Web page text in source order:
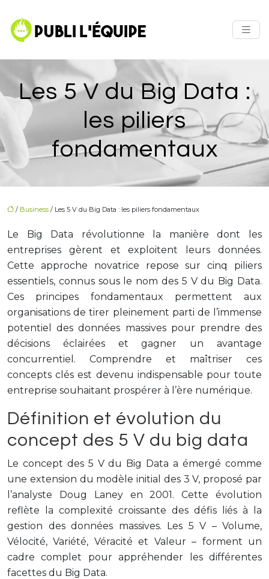
Les 5 V du Big Data :
les piliers
fondamentaux
/ Business / Les 5 V du Big Data : les piliers fondamentaux
Le Big Data révolutionne la manière dont les
entreprises gèrent et exploitent leurs données.
Cette approche novatrice repose sur cinq piliers
essentiels, connus sous le nom des 5 V du Big Data.
Ces principes fondamentaux permettent aux
organisations de tirer pleinement parti de l’immense
potentiel des données massives pour prendre des
décisions éclairées et gagner un avantage
concurrentiel. Comprendre et maîtriser ces
concepts clés est devenu indispensable pour toute
entreprise souhaitant prospérer à l’ère numérique.
Définition et évolution du
concept des 5 V du big data
Le concept des 5 V du Big Data a émergé comme
une extension du modèle initial des 3 V, proposé par
l’analyste Doug Laney en 2001. Cette évolution
reflète la complexité croissante des défis liés à la
gestion des données massives. Les 5 V – Volume,
Vélocité, Variété, Véracité et Valeur – forment un
cadre complet pour appréhender les différentes
facettes du Big Data.